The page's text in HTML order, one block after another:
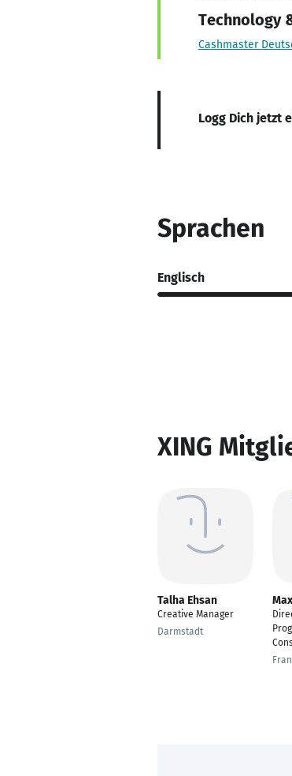
Technology
Cashmaster
Logg Dich jetzt
Sprachen
Englisch
XING
Talha Ehsan
Creative Manager
Darmstadt